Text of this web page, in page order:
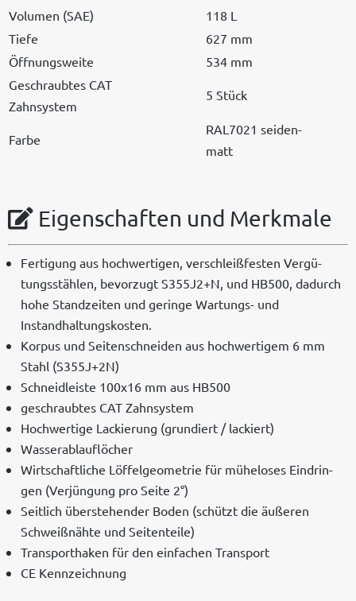
Vol­u­men (SAE)
118 L
Tiefe
627 mm
Öff­nungsweite
534 mm
Geschraubtes CAT
Zahnsystem
5 Stück
Farbe
RAL7021 sei­den­
matt
Eigenschaften und Merkmale
Fer­ti­gung aus hochw­er­ti­gen, ver­schleißfesten Vergü­
tungsstählen, bevorzugt S355J2+N, und HB500, dadurch
hohe Standzeit­en und geringe Wartungs- und
Instandhaltungskosten.
Kor­pus und Seit­en­schnei­den aus hochw­er­tigem 6 mm
Stahl (S355J+2N)
Schnei­dleiste 100x16 mm aus HB500
geschraubtes CAT Zahnsystem
Hochw­er­tige Lack­ierung (grundiert / lackiert)
Wasser­ablau­flöch­er
Wirtschaftliche Löf­fel­ge­ome­trie für müh­elos­es Ein­drin­
gen (Ver­jün­gung pro Seite 2°)
Seitlich über­ste­hen­der Boden (schützt die äußeren
Schweißnähte und Seitenteile)
Trans­porthak­en für den ein­fachen Transport
CE Kennze­ich­nung